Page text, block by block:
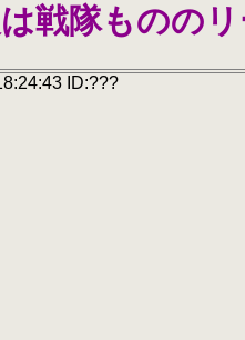
戦隊ものの
ID:???
夫は戦隊
=二
ニニ